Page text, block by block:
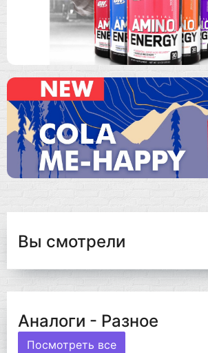
Вы смотрели
Аналоги - Разное
Посмотреть все